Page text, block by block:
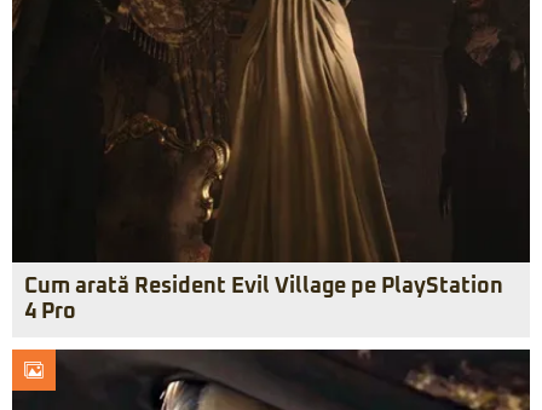
Cum arată Resident Evil Village pe PlayStation
4 Pro